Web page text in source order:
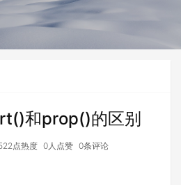
和prop()的区别
点热度 0人点赞 0条评论